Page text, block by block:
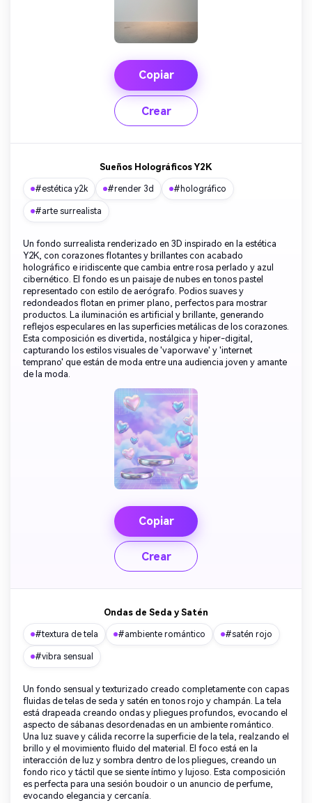
Copiar
Crear
Sueños Holográficos Y2K
#estética y2k #render 3d #holográfico
#arte surrealista
Un fondo surrealista renderizado en 3D inspirado en la estética
Y2K, con corazones flotantes y brillantes con acabado
holográfico e iridiscente que cambia entre rosa perlado y azul
cibernético. El fondo es un paisaje de nubes en tonos pastel
representado con estilo de aerógrafo. Podios suaves y
redondeados flotan en primer plano, perfectos para mostrar
productos. La iluminación es artificial y brillante, generando
reflejos especulares en las superficies metálicas de los corazones.
Esta composición es divertida, nostálgica y hiper-digital,
capturando los estilos visuales de 'vaporwave' y 'internet
temprano' que están de moda entre una audiencia joven y amante
de la moda.
Copiar
Crear
Ondas de Seda y Satén
#textura de tela #ambiente romántico #satén rojo
#vibra sensual
Un fondo sensual y texturizado creado completamente con capas
fluidas de telas de seda y satén en tonos rojo y champán. La tela
está drapeada creando ondas y pliegues profundos, evocando el
aspecto de sábanas desordenadas en un ambiente romántico.
Una luz suave y cálida recorre la superficie de la tela, realzando el
brillo y el movimiento fluido del material. El foco está en la
interacción de luz y sombra dentro de los pliegues, creando un
fondo rico y táctil que se siente íntimo y lujoso. Esta composición
es perfecta para una sesión boudoir o un anuncio de perfume,
evocando elegancia y cercanía.